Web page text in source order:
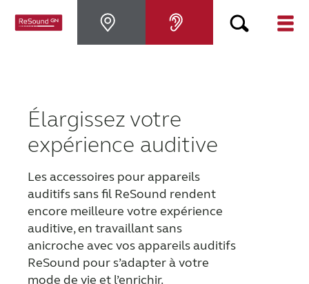
Appareils auditifs
Perte auditive
Support & Assistance
Pourquoi choisir ReSound
Élargissez votre
expérience auditive
Les accessoires pour appareils
auditifs sans fil ReSound rendent
encore meilleure votre expérience
auditive, en travaillant sans
anicroche avec vos appareils auditifs
ReSound pour s’adapter à votre
mode de vie et l’enrichir.